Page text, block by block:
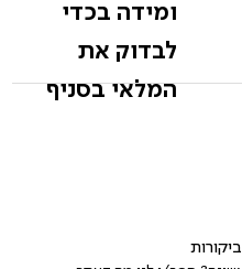
ומידה בכדי
לבדוק את
המלאי בסניף